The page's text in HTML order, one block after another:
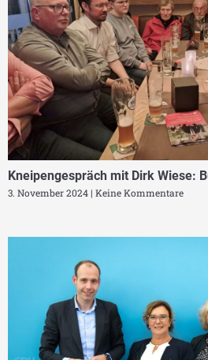
Kneipengespräch mit Dirk Wiese:
3. November 2024 Keine Kommentare